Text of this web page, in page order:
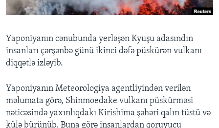
Yaponiyanın cənubunda yerləşən Kyuşu adasındın
insanları çərşənbə günü ikinci dəfə püskürən vulkanı
diqqətlə izləyib.
Yaponiyanın Meteorologiya agentliyindən verilən
məlumata görə, Shinmoedake vulkanı püskürməsi
nəticəsində yaxınlıqdakı Kirishima şəhəri qalın tüstü və
külə bürünüb. Buna görə insanlardan qoruyucu